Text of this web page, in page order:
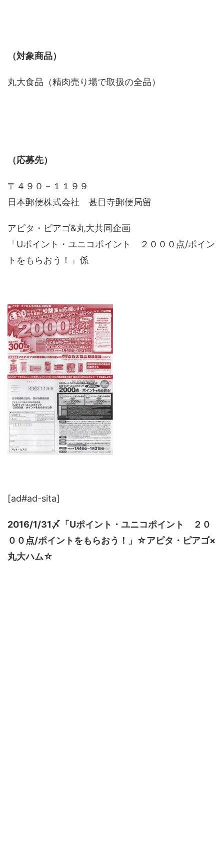
（対象商品）
丸大食品（精肉売り場で取扱の全品）
（応募先）
〒４９０－１１９９
日本郵便株式会社 甚目寺郵便局留
アピタ・ピアゴ&丸大共同企画
「Uポイント・ユニコポイント ２０００点/ポイン
トをもらおう！」係
[ad#ad-sita]
2016/1/31〆「Uポイント・ユニコポイント ２０
００点/ポイントをもらおう！」☆アピタ・ピアゴ×
丸大ハム☆